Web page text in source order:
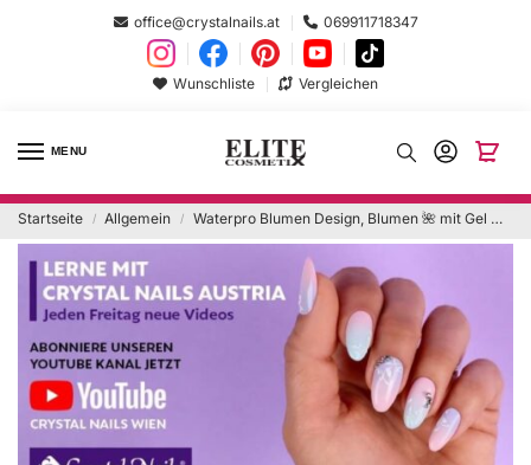
office@crystalnails.at 069911718347
Wunschliste Vergleichen
MENU
Startseite / Allgemein / Waterpro Blumen Design, Blumen 🌺 mit Gel malen